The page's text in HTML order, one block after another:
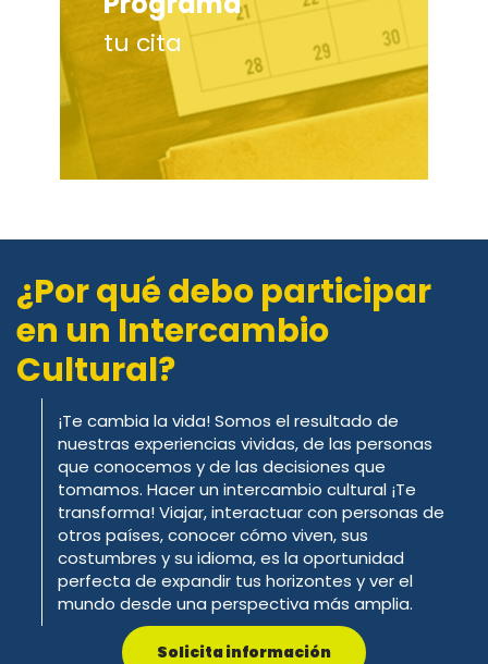
tu cita
¿Por qué debo participar
en un Intercambio
Cultural?
¡Te cambia la vida! Somos el resultado de
nuestras experiencias vividas, de las personas
que conocemos y de las decisiones que
tomamos. Hacer un intercambio cultural ¡Te
transforma! Viajar, interactuar con personas de
otros países, conocer cómo viven, sus
costumbres y su idioma, es la oportunidad
perfecta de expandir tus horizontes y ver el
mundo desde una perspectiva más amplia.
Solicita información